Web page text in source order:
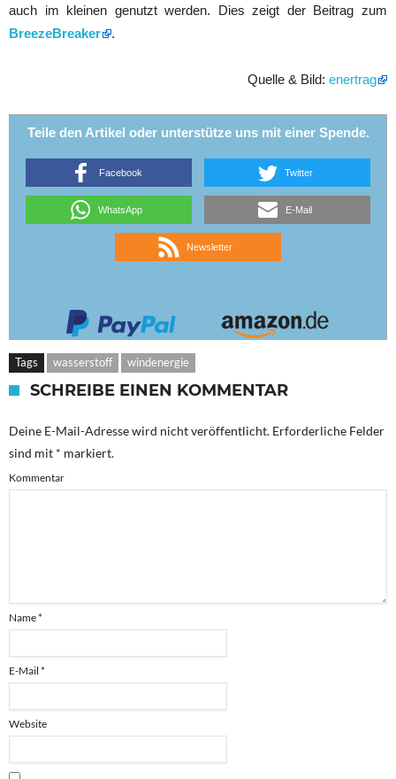
auch im kleinen genutzt werden. Dies zeigt der Beitrag zum
BreezeBreaker
.
Quelle & Bild: enertrag
Teile den Artikel oder unterstütze uns mit einer Spende.
Facebook Twitter
WhatsApp E-Mail
Newsletter
Tags wasserstoff windenergie
SCHREIBE EINEN KOMMENTAR
Deine E-Mail-Adresse wird nicht veröffentlicht. Erforderliche Felder
sind mit * markiert.
Kommentar
Name*
E-Mail *
Website